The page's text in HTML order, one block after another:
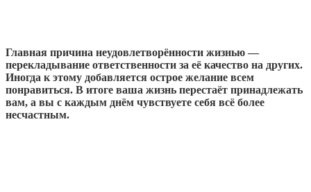
Главная причина неудовлетворённости жизнью —
перекладывание ответственности за её качество на других.
Иногда к этому добавляется острое желание всем
понравиться. В итоге ваша жизнь перестаёт принадлежать
вам, а вы с каждым днём чувствуете себя всё более
несчастным.